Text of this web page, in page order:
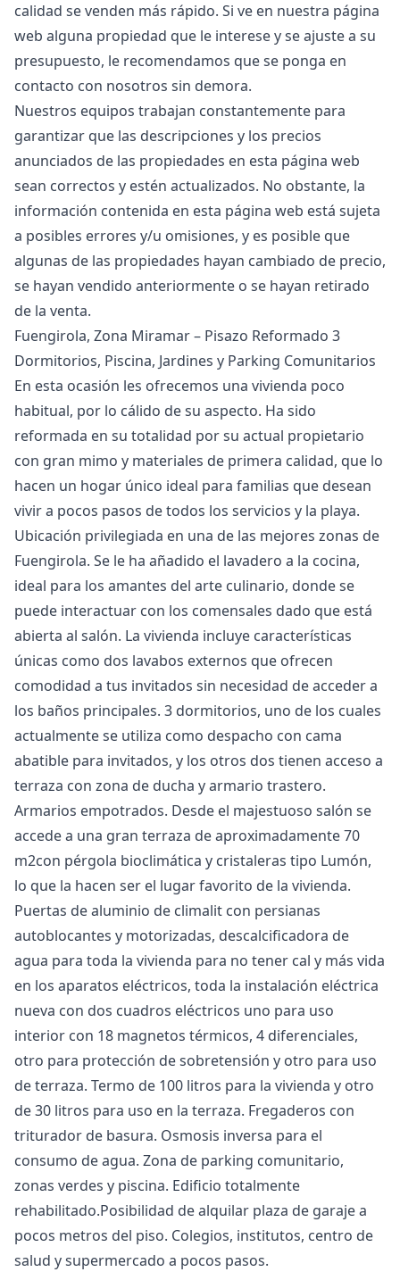
calidad se venden más rápido. Si ve en nuestra página
web alguna propiedad que le interese y se ajuste a su
presupuesto, le recomendamos que se ponga en
contacto con nosotros sin demora.
Nuestros equipos trabajan constantemente para
garantizar que las descripciones y los precios
anunciados de las propiedades en esta página web
sean correctos y estén actualizados. No obstante, la
información contenida en esta página web está ‌sujeta
‌a ‌posibles ‌errores ‌y/u omisiones, y es posible ‌que
‌algunas ‌de las propiedades ‌hayan ‌cambiado ‌de ‌precio,
se ‌hayan vendido anteriormente ‌o ‌se ‌hayan ‌retirado
‌de ‌la ‌venta.
Fuengirola, Zona Miramar – Pisazo Reformado 3
Dormitorios, Piscina, Jardines y Parking Comunitarios
En esta ocasión les ofrecemos una vivienda poco
habitual, por lo cálido de su aspecto. Ha sido
reformada en su totalidad por su actual propietario
con gran mimo y materiales de primera calidad, que lo
hacen un hogar único ideal para familias que desean
vivir a pocos pasos de todos los servicios y la playa.
Ubicación privilegiada en una de las mejores zonas de
Fuengirola. Se le ha añadido el lavadero a la cocina,
ideal para los amantes del arte culinario, donde se
puede interactuar con los comensales dado que está
abierta al salón. La vivienda incluye características
únicas como dos lavabos externos que ofrecen
comodidad a tus invitados sin necesidad de acceder a
los baños principales. 3 dormitorios, uno de los cuales
actualmente se utiliza como despacho con cama
abatible para invitados, y los otros dos tienen acceso a
terraza con zona de ducha y armario trastero.
Armarios empotrados. Desde el majestuoso salón se
accede a una gran terraza de aproximadamente 70
m2con pérgola bioclimática y cristaleras tipo Lumón,
lo que la hacen ser el lugar favorito de la vivienda.
Puertas de aluminio de climalit con persianas
autoblocantes y motorizadas, descalcificadora de
agua para toda la vivienda para no tener cal y más vida
en los aparatos eléctricos, toda la instalación eléctrica
nueva con dos cuadros eléctricos uno para uso
interior con 18 magnetos térmicos, 4 diferenciales,
otro para protección de sobretensión y otro para uso
de terraza. Termo de 100 litros para la vivienda y otro
de 30 litros para uso en la terraza. Fregaderos con
triturador de basura. Osmosis inversa para el
consumo de agua. Zona de parking comunitario,
zonas verdes y piscina. Edificio totalmente
rehabilitado.Posibilidad de alquilar plaza de garaje a
pocos metros del piso. Colegios, institutos, centro de
salud y supermercado a pocos pasos.